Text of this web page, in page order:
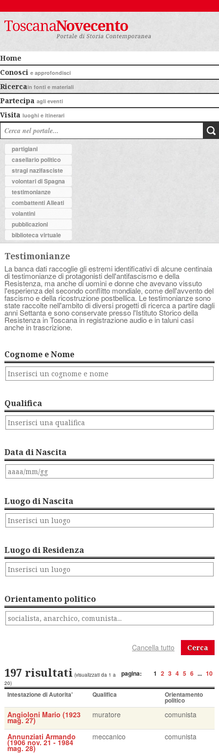
Home
Conosci e approfondisci
Ricercain fonti e materiali
Partecipa agli eventi
Visita luoghi e itinerari
partigiani
casellario politico
stragi nazifasciste
volontari di Spagna
testimonianze
combattenti Alleati
volantini
pubblicazioni
biblioteca virtuale
Testimonianze
La banca dati raccoglie gli estremi identificativi di alcune centinaia
di testimonianze di protagonisti dell'antifascismo e della
Resistenza, ma anche di uomini e donne che avevano vissuto
l'esperienza del secondo conflitto mondiale, come dell'avvento del
fascismo e della ricostruzione postbellica. Le testimonianze sono
state raccolte nell'ambito di diversi progetti di ricerca a partire dagli
anni Settanta e sono conservate presso l'Istituto Storico della
Resistenza in Toscana in registrazione audio e in taluni casi
anche in trascrizione.
Cognome e Nome
Qualifica
Data di Nascita
Luogo di Nascita
Luogo di Residenza
Orientamento politico
Cerca
pagina: 1 2 3 4 5 6 ... 10
197 risultati (visualizzati da 1 a
20)
Intestazione di Autorita' Qualifica Orientamento
politico
Angioloni Mario (1923
mag. 27)
muratore comunista
Annunziati Armando
(1906 nov. 21 - 1984
mag. 28)
meccanico comunista